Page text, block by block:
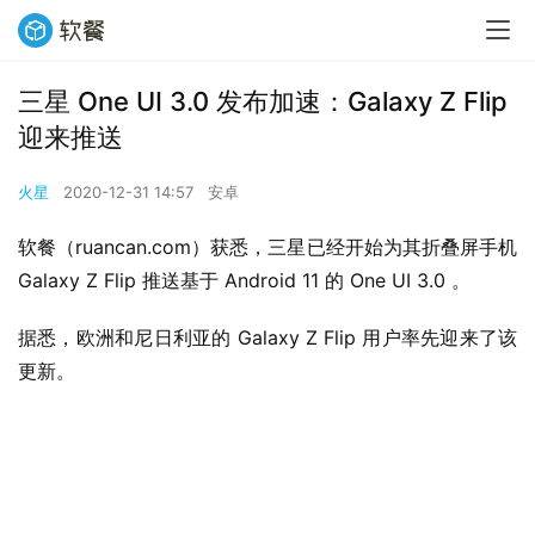
三星 One UI 3.0 发布加速：Galaxy Z Flip
迎来推送
火星 2020-12-31 14:57 安卓
软餐（ruancan.com）获悉，三星已经开始为其折叠屏手机
Galaxy Z Flip 推送基于 Android 11 的 One UI 3.0 。
据悉，欧洲和尼日利亚的 Galaxy Z Flip 用户率先迎来了该
更新。